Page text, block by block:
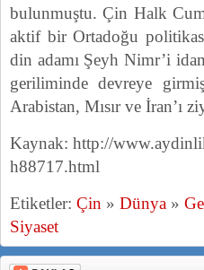
bulunmuştu. Çin Halk
aktif bir Ortadoğu
din adamı Şeyh Nimr’i
geriliminde devreye
Arabistan, Mısır ve İran’ı
Kaynak: http://
h88717.html
Etiketler: Çin » Dünya »
Siyaset